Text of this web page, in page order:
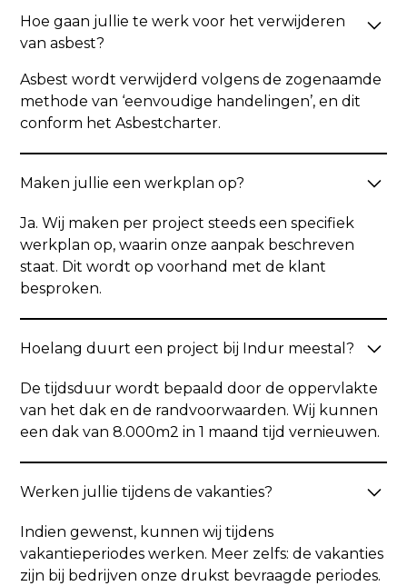
Hoe gaan jullie te werk voor het verwijderen
van asbest?
Asbest wordt verwijderd volgens de zogenaamde
methode van ‘eenvoudige handelingen’, en dit
conform het Asbestcharter.
Maken jullie een werkplan op?
Ja. Wij maken per project steeds een specifiek
werkplan op, waarin onze aanpak beschreven
staat. Dit wordt op voorhand met de klant
besproken.
Hoelang duurt een project bij Indur meestal?
De tijdsduur wordt bepaald door de oppervlakte
van het dak en de randvoorwaarden. Wij kunnen
een dak van 8.000m2 in 1 maand tijd vernieuwen.
Werken jullie tijdens de vakanties?
Indien gewenst, kunnen wij tijdens
vakantieperiodes werken. Meer zelfs: de vakanties
zijn bij bedrijven onze drukst bevraagde periodes.